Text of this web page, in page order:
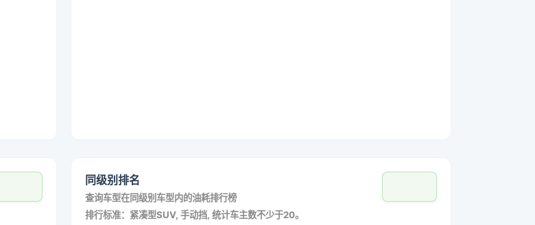
同级别排名
查询车型在同级别车型内的油耗排行榜
排行标准：紧凑型SUV, 手动挡, 统计车主数不少于20。